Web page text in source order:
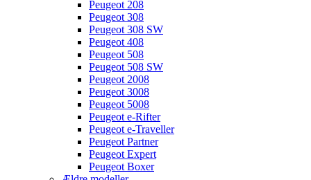
Peugeot 208
Peugeot 308
Peugeot 308 SW
Peugeot 408
Peugeot 508
Peugeot 508 SW
Peugeot 2008
Peugeot 3008
Peugeot 5008
Peugeot e-Rifter
Peugeot e-Traveller
Peugeot Partner
Peugeot Expert
Peugeot Boxer